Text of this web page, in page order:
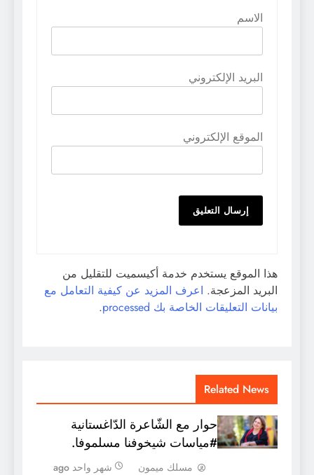
الاسم
البريد الإلكتروني
الموقع الإلكتروني
هذا الموقع يستخدم خدمة أكيسميت للتقليل من
البريد المزعجة. اعرف المزيد عن كيفية التعامل مع
بيانات التعليقات الخاصة بك processed
.
Related News
حوار مع الشّاعرة الدّاغستانية
#مياسات شيخوفنا مسلموفا.
مسلك ميمون شهر واحد ago